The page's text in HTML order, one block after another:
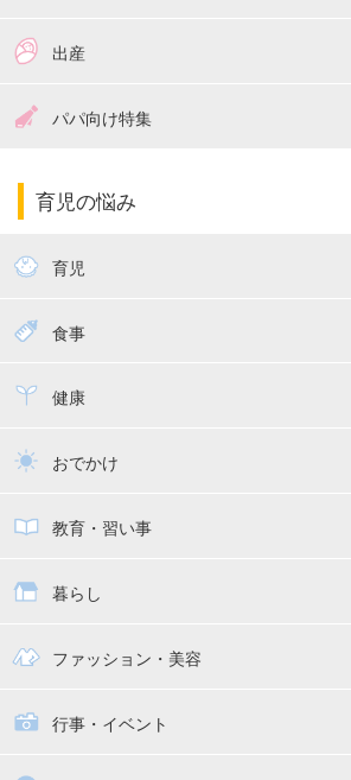
つわり
妊娠中の食事
出産
出産準備パパ向け特集
パパ向け特集
育児の悩み
育児
赤ちゃんのお世話
寝かしつけ
トイトレ
食事
離乳食健康
乳幼児健診・予防接種
おでかけ
子供とおでかけ
抱っこ紐
教育・習い事
教育・習い事
幼稚園
絵本
暮らし
ママの日常
家族関係・夫婦関係
ファッション・美容
子供の服・ファッション
行事・イベント